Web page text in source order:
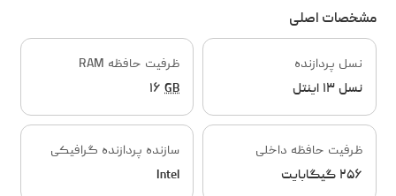
مشخصات اصلی
نسل پردازنده
نسل ۱۳ اینتل
ظرفیت حافظه RAM
۱۶ GB
ظرفیت حافظه داخلی
۲۵۶ گیگابایت
سازنده پردازنده گرافیکی
Intel